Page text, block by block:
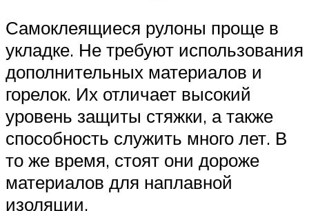
Самоклеящиеся рулоны проще в
укладке. Не требуют использования
дополнительных материалов и
горелок. Их отличает высокий
уровень защиты стяжки, а также
способность служить много лет. В
то же время, стоят они дороже
материалов для наплавной
изоляции.